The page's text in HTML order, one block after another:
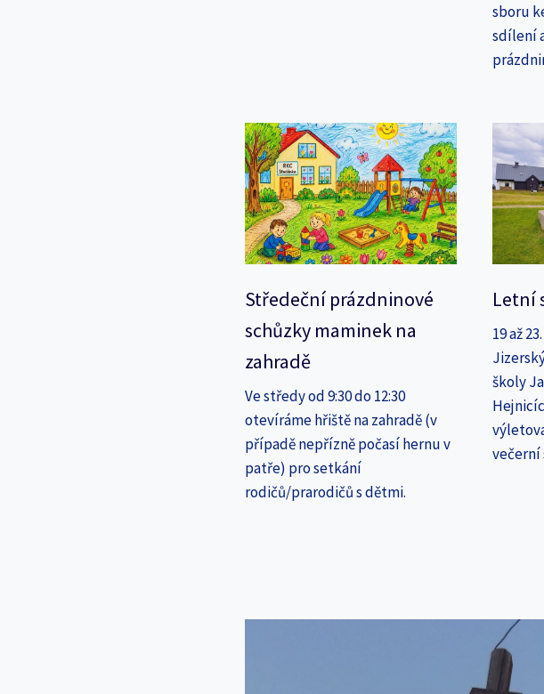
sboru
sdílení
Středeční prázdninové
schůzky maminek na
zahradě
Ve středy od 9:30 do 12:30
otevíráme hřiště na zahradě (v
případě nepřízně počasí hernu v
patře) pro setkání
rodičů/prarodičů s dětmi.
Letní
19 až
školy